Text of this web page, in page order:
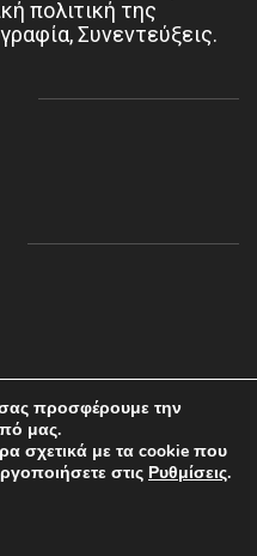
πολιτική της
Συνεντεύξεις.
- All rights reserved.
προσφέρουμε την
μας.
σχετικά με τα cookie που
στις Ρυθμίσεις.